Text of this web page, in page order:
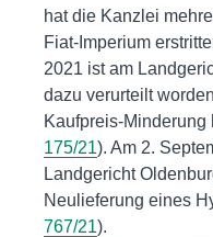
hat die Kanzlei
Fiat-Imperium
2021 ist am
dazu verurteilt
Kaufpreis-Minderung
175/21). Am 2.
Landgericht
Neulieferung eines
767/21).